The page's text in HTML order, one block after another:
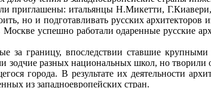
приглашены: итальянцы Н.Микетти,
но и подготавливать русских
Москве успешно работали одаренные
за границу, впоследствии ставшие
зодчие разных национальных школ, но
города. В результате их деятельности
из западноевропейских стран.